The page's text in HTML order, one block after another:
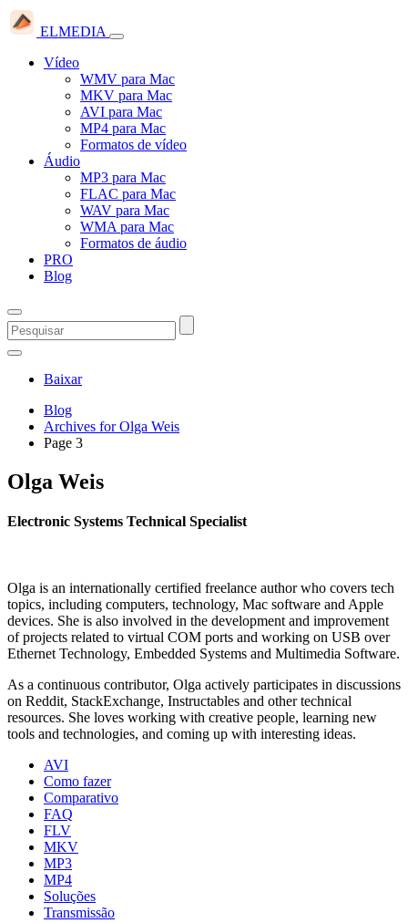
ELMEDIA
Vídeo
WMV para Mac
MKV para Mac
AVI para Mac
MP4 para Mac
Formatos de vídeo
Áudio
MP3 para Mac
FLAC para Mac
WAV para Mac
WMA para Mac
Formatos de áudio
PRO
Blog
Baixar
Blog
Archives for Olga Weis
Page 3
Olga Weis
Electronic Systems Technical Specialist
Olga is an internationally certified freelance author who covers tech
topics, including computers, technology, Mac software and Apple
devices. She is also involved in the development and improvement
of projects related to virtual COM ports and working on USB over
Ethernet Technology, Embedded Systems and Multimedia Software.
As a continuous contributor, Olga actively participates in discussions
on Reddit, StackExchange, Instructables and other technical
resources. She loves working with creative people, learning new
tools and technologies, and coming up with interesting ideas.
AVI
Como fazer
Comparativo
FAQ
FLV
MKV
MP3
MP4
Soluções
Transmissão